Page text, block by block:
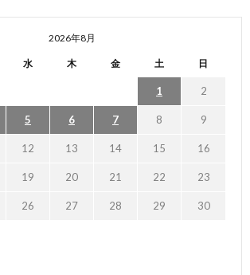
2026年8月
水 木 金 土 日
1 2
5 6 7 8 9
12 13 14 15 16
19 20 21 22 23
26 27 28 29 30